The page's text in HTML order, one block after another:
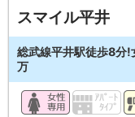
スマイル平井
総武線平井駅徒歩8分
万